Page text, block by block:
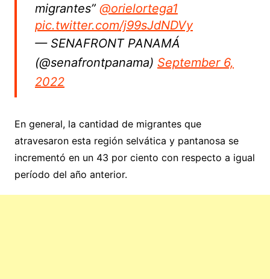
migrantes” @orielortega1
pic.twitter.com/j99sJdNDVy
— SENAFRONT PANAMÁ
(@senafrontpanama) September 6,
2022
En general, la cantidad de migrantes que
atravesaron esta región selvática y pantanosa se
incrementó en un 43 por ciento con respecto a igual
período del año anterior.